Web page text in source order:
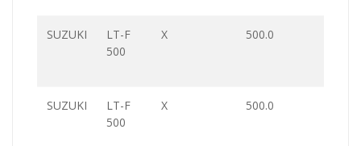
SUZUKI
LT-F
500
X 500.0
SUZUKI
LT-F
500
X 500.0